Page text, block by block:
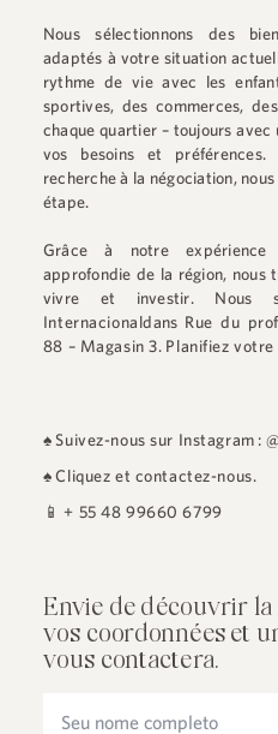
Nous sélectionnons des
adaptés à votre situation
rythme de vie avec les
sportives, des commerces,
chaque quartier – toujours
vos besoins et
recherche à la négociation,
étape.
Grâce à notre
approfondie de la région, nous
vivre et investir. Nous
Internacionaldans Rue du
88 – Magasin 3. Planifiez
♠ Suivez-nous sur Instagram :
♠Cliquez et contactez-nous.
📱+ 55 48 99660 6799
Envie de découvrir la
vos coordonnées et
vous contactera.